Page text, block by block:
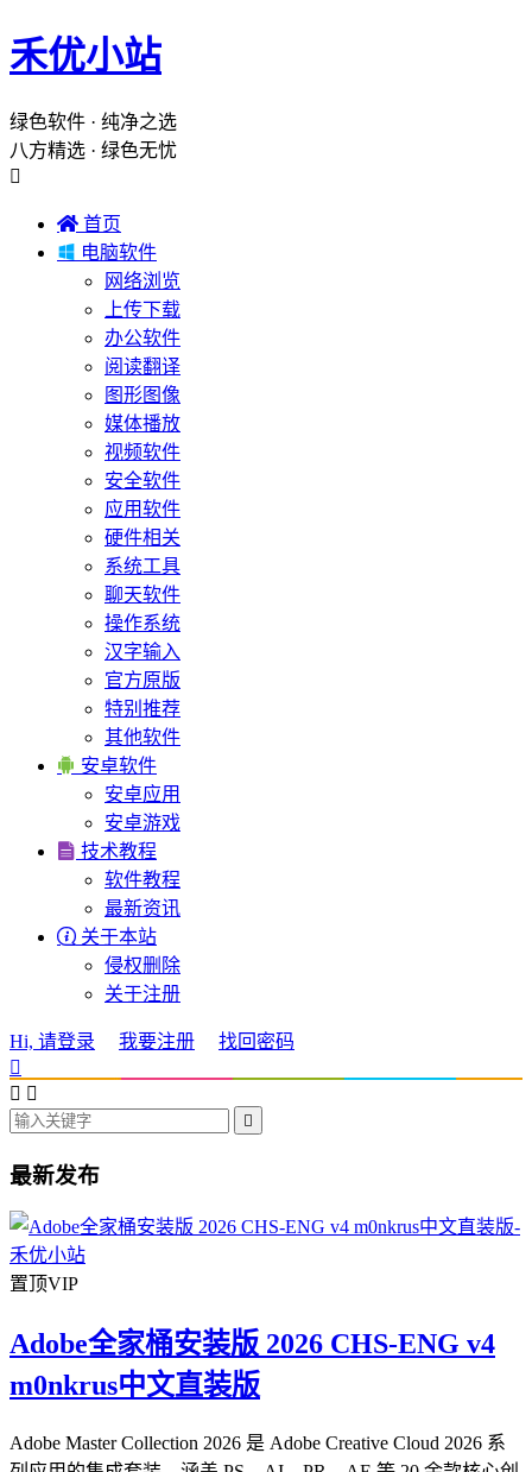
禾优小站
绿色软件 · 纯净之选
八方精选 · 绿色无忧

 首页
 电脑软件
网络浏览
上传下载
办公软件
阅读翻译
图形图像
媒体播放
视频软件
安全软件
应用软件
硬件相关
系统工具
聊天软件
操作系统
汉字输入
官方原版
特别推荐
其他软件
 安卓软件
安卓应用
安卓游戏
 技术教程
软件教程
最新资讯
 关于本站
侵权删除
关于注册
Hi, 请登录 我要注册
找回密码

 

最新发布
置顶VIP
Adobe全家桶安装版 2026 CHS-ENG v4
m0nkrus中文直装版
Adobe Master Collection 2026 是 Adobe Creative Cloud 2026 系